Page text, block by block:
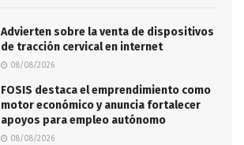
Advierten sobre la venta de dispositivos
de tracción cervical en internet
08/08/2026
FOSIS destaca el emprendimiento como
motor económico y anuncia fortalecer
apoyos para empleo autónomo
08/08/2026